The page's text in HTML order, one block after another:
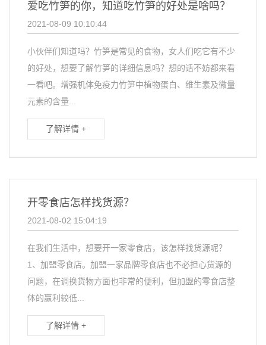
爱吃竹笋的你，知道吃竹笋的好处是啥吗？
2021-08-09 10:10:44
小伙伴们知道吗？竹笋是常见的食物，女人们吃它有不少
的好处，想要了解竹笋的详细信息吗？想的话不妨都来看
一看吧。增强机体免疫力竹笋中植物蛋白、维生素及微量
元素的含量...
了解详情 +
开零食店怎样找货源？
2021-08-02 15:04:19
在我们生活中，想要开一家零食店，该怎样找货源呢？
1、加盟零食店。加盟一家品牌零食店也不必担心货源的
问题，在调换货物方面也非常的便利，但加盟的零食店整
体的赢利较低...
了解详情 +